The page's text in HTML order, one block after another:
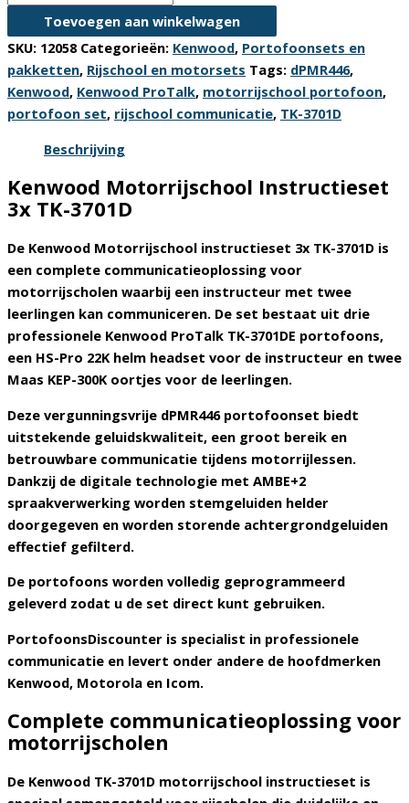
Motorrijschool
Instructieset
3x
TK-
3701D
–
Instructeur
2
Leerlingen
Digitale
Portofoons
aantal
Toevoegen aan winkelwagen
SKU: 12058 Categorieën: Kenwood, Portofoonsets en
pakketten, Rijschool en motorsets Tags: dPMR446,
Kenwood, Kenwood ProTalk, motorrijschool portofoon,
portofoon set, rijschool communicatie, TK-3701D
Beschrijving
Kenwood Motorrijschool Instructieset
3x TK-3701D
De Kenwood Motorrijschool instructieset 3x TK-3701D is
een complete communicatieoplossing voor
motorrijscholen waarbij een instructeur met twee
leerlingen kan communiceren. De set bestaat uit drie
professionele Kenwood ProTalk TK-3701DE portofoons,
een HS-Pro 22K helm headset voor de instructeur en twee
Maas KEP-300K oortjes voor de leerlingen.
Deze vergunningsvrije dPMR446 portofoonset biedt
uitstekende geluidskwaliteit, een groot bereik en
betrouwbare communicatie tijdens motorrijlessen.
Dankzij de digitale technologie met AMBE+2
spraakverwerking worden stemgeluiden helder
doorgegeven en worden storende achtergrondgeluiden
effectief gefilterd.
De portofoons worden volledig geprogrammeerd
geleverd zodat u de set direct kunt gebruiken.
PortofoonsDiscounter is specialist in professionele
communicatie en levert onder andere de hoofdmerken
Kenwood, Motorola en Icom.
Complete communicatieoplossing voor
motorrijscholen
De Kenwood TK-3701D motorrijschool instructieset is